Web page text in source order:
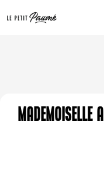
Mademoiselle A